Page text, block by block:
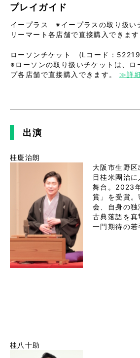
プレイガイド
イープラス ※イープラスの取り扱い
リーマート各店舗で直接購入できま
ローソンチケット (Lコード：52219
※ローソンの取り扱いチケットは、ロ
プ各店舗で直接購入できます。 ≫詳
出演
大阪市生野
目桂米團治
舞台。2023
賞」を受賞
会、自身の独
古典落語を
一門期待の若
桂八十助